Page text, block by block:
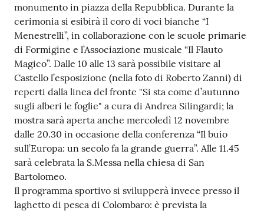
monumento in piazza della Repubblica. Durante la
cerimonia si esibirà il coro di voci bianche “I
Menestrelli”, in collaborazione con le scuole primarie
di Formigine e l’Associazione musicale “Il Flauto
Magico”. Dalle 10 alle 13 sarà possibile visitare al
Castello l’esposizione (nella foto di Roberto Zanni) di
reperti dalla linea del fronte "Si sta come d’autunno
sugli alberi le foglie" a cura di Andrea Silingardi; la
mostra sarà aperta anche mercoledì 12 novembre
dalle 20.30 in occasione della conferenza “Il buio
sull’Europa: un secolo fa la grande guerra”. Alle 11.45
sarà celebrata la S.Messa nella chiesa di San
Bartolomeo.
Il programma sportivo si svilupperà invece presso il
laghetto di pesca di Colombaro: è prevista la